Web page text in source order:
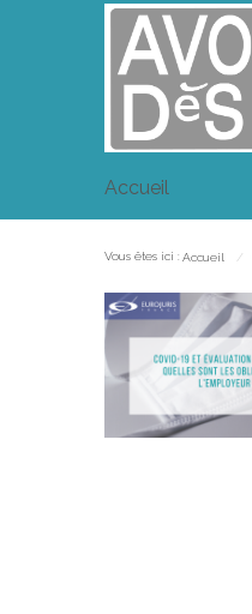
Accueil
Vous êtes ici : Accueil